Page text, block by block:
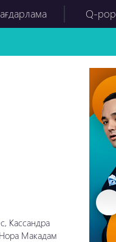
Q-pop
Кассандра
Макадам